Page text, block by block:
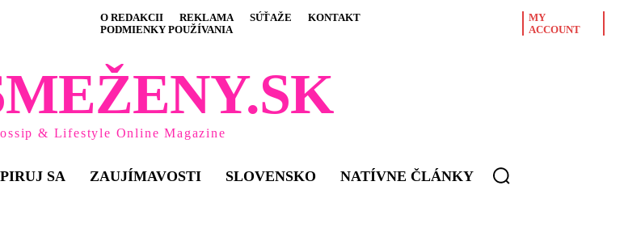
O REDAKCII REKLAMA SÚŤAŽE
KONTAKT
PODMIENKY POUŽÍVANIA
MY
ACCOUNT
& Lifestyle Online Magazine
SA ZAUJÍMAVOSTI SLOVENSKO NATÍVNE ČLÁNKY